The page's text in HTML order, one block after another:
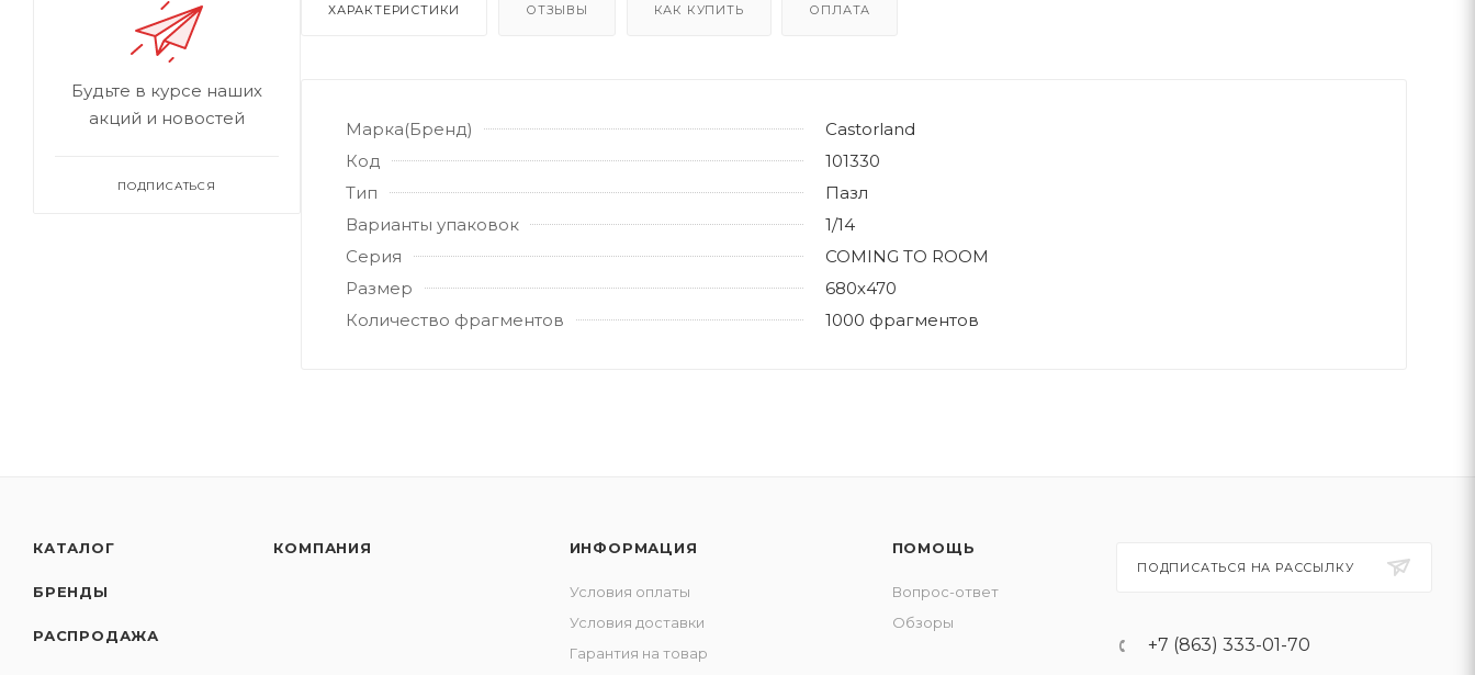
ХАРАКТЕРИСТИКИ ОТЗЫВЫ КАК КУПИТЬ ОПЛАТА
Марка(Бренд)
Castorland
Код
101330
Тип
Пазл
Варианты упаковок
1/14
Серия
COMING TO ROOM
Размер
680х470
Количество фрагментов
1000 фрагментов
Будьте в курсе наших
акций и новостей
ПОДПИСАТЬСЯ
КАТАЛОГ
БРЕНДЫ
РАСПРОДАЖА
КОМПАНИЯ ИНФОРМАЦИЯ
Условия оплаты
Условия доставки
Гарантия на товар
ПОМОЩЬ
Вопрос-ответ
Обзоры
ПОДПИСАТЬСЯ НА РАССЫЛКУ
+7 (863) 333-01-70